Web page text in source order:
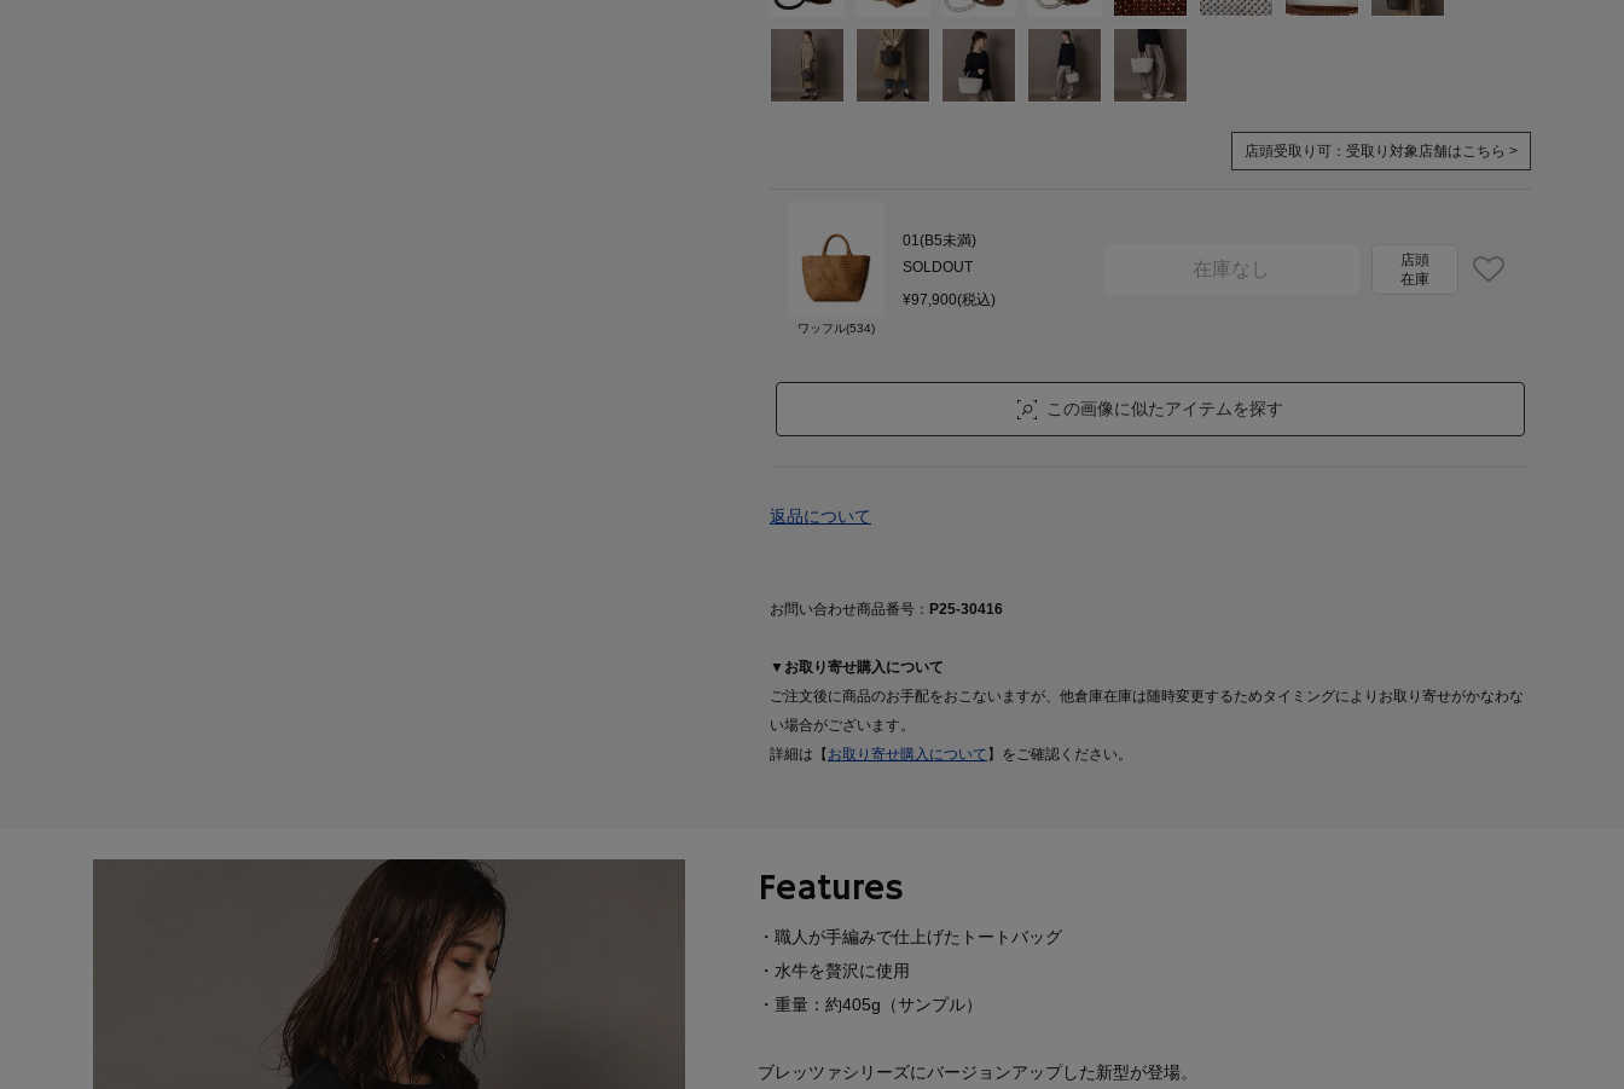
店頭受取り可： 受取り対象店舗はこちら >
ワッフル(534)
01(B5未満)
SOLDOUT
¥97,900(税込)
在庫なし
店頭
在庫
この画像に似たアイテムを探す
返品について
お問い合わせ商品番号： P25-30416
▼お取り寄せ購入について
ご注文後に商品のお手配をおこないますが、他倉庫在庫は随時変更するためタイミングによりお取り寄せがかなわな
い場合がございます。
詳細は【 お取り寄せ購入について 】をご確認ください。
Features
・職人が手編みで仕上げたトートバッグ
・水牛を贅沢に使用
・重量：約405g（サンプル）
ブレッツァシリーズにバージョンアップした新型が登場。